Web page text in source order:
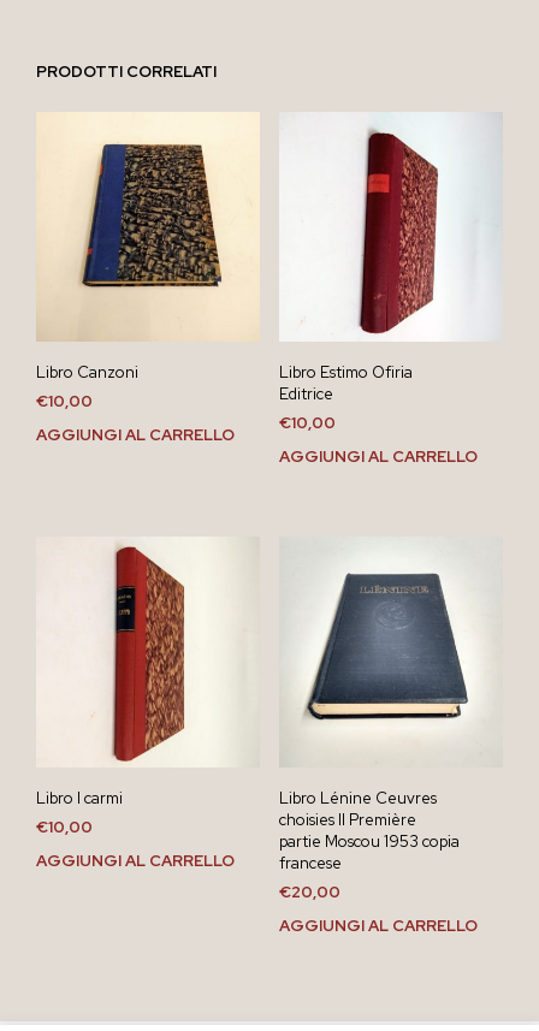
PRODOTTI CORRELATI
Libro Canzoni
€10,00
AGGIUNGI AL CARRELLO
Libro Estimo Ofiria
Editrice
€10,00
AGGIUNGI AL CARRELLO
Libro I carmi
€10,00
AGGIUNGI AL CARRELLO
Libro Lénine Ceuvres
choisies II Première
partie Moscou 1953 copia
francese
€20,00
AGGIUNGI AL CARRELLO